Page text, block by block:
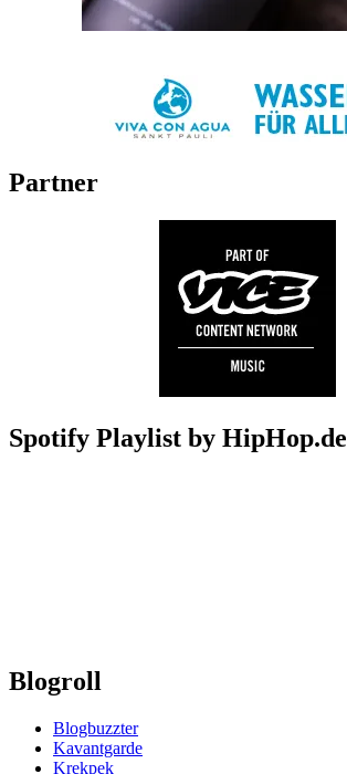
Partner
Spotify Playlist by HipHop.de
Blogroll
Blogbuzzter
Kavantgarde
Krekpek